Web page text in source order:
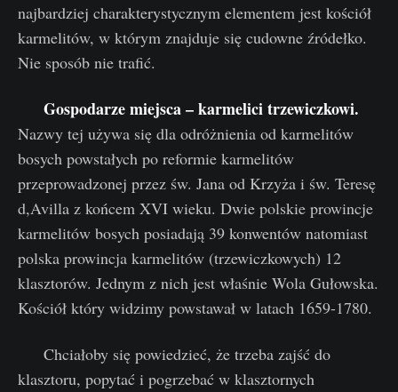
najbardziej charakterystycznym elementem jest kościół
karmelitów, w którym znajduje się cudowne źródełko.
Nie sposób nie trafić.
Gospodarze miejsca – karmelici trzewiczkowi.
Nazwy tej używa się dla odróżnienia od karmelitów
bosych powstałych po reformie karmelitów
przeprowadzonej przez św. Jana od Krzyża i św. Teresę
d,Avilla z końcem XVI wieku. Dwie polskie prowincje
karmelitów bosych posiadają 39 konwentów natomiast
polska prowincja karmelitów (trzewiczkowych) 12
klasztorów. Jednym z nich jest właśnie Wola Gułowska.
Kościół który widzimy powstawał w latach 1659-1780.
Chciałoby się powiedzieć, że trzeba zajść do
klasztoru, popytać i pogrzebać w klasztornych